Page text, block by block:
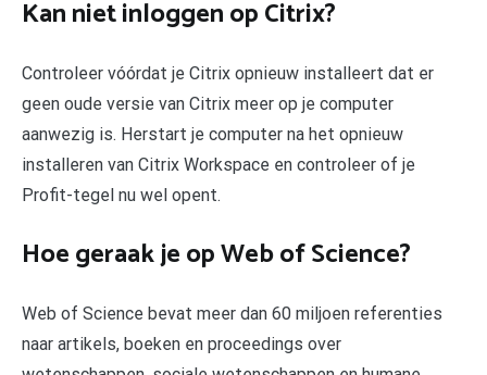
Kan niet inloggen op Citrix?
Controleer vóórdat je Citrix opnieuw installeert dat er
geen oude versie van Citrix meer op je computer
aanwezig is. Herstart je computer na het opnieuw
installeren van Citrix Workspace en controleer of je
Profit-tegel nu wel opent.
Hoe geraak je op Web of Science?
Web of Science bevat meer dan 60 miljoen referenties
naar artikels, boeken en proceedings over